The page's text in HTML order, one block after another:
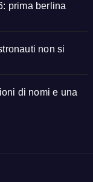
prima berlina
non si
di nomi e una